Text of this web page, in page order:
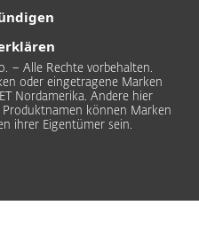
– Alle Rechte vorbehalten.
oder eingetragene Marken
Nordamerika. Andere hier
können Marken
ihrer Eigentümer sein.